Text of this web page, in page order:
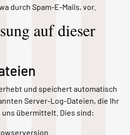
durch Spam-E-Mails, vor.
auf dieser
und speichert automatisch
Server-Log-Dateien, die Ihr
übermittelt. Dies sind: